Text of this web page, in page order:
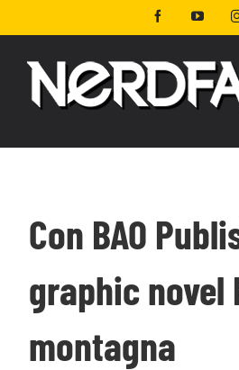
al
Facebook
Con BAO
graphic novel
montagna